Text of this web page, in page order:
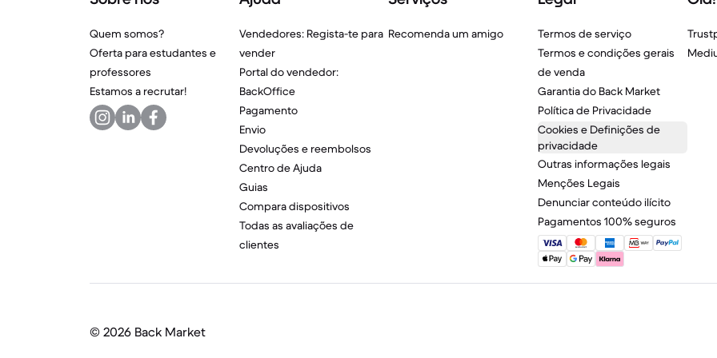
Quem somos?
Oferta para estudantes e
professores
Estamos a recrutar!
Vendedores: Regista-te para
vender
Portal do vendedor:
BackOffice
Pagamento
Envio
Devoluções e reembolsos
Centro de Ajuda
Guias
Compara dispositivos
Todas as avaliações de
clientes
Recomenda um amigo
Termos de serviço
Termos e condições gerais
de venda
Garantia do Back Market
Política de Privacidade
Cookies e Definições de
privacidade
Outras informações legais
Menções Legais
Denunciar conteúdo ilícito
Pagamentos 100% seguros
© 2026 Back Market